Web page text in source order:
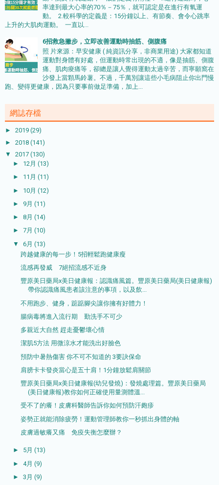
率達到最大心率的70％－75％，就可認定是在進行有氧運
動。 2.較科學的定義是：15分鐘以上、有節奏、會令心跳率
上升的大肌肉運動。 一直以...
6招救急撇步，立即改善運動時抽筋、側腹痛
照 片來源：早安健康 ( 純資訊分享，非商業用途) 大家都知道
運動對身體有好處，但運動時常出現的不適，像是抽筋、側腹
痛、肌肉痠痛等，卻總是讓人覺得運動太過辛苦，而寧願窩在
沙發上當顆馬鈴薯。不過，千萬別讓這些小毛病阻止你出門慢
跑、變得更健康，因為只要事前做足準備，加上...
網誌存檔
► 2019 (29)
► 2018 (141)
▼ 2017 (130)
► 12月 (13)
► 11月 (11)
► 10月 (12)
► 9月 (11)
► 8月 (14)
► 7月 (10)
▼ 6月 (13)
跨越健康的每一步！5招輕鬆跑健康瘦
流感再發威 7絕招流感不近身
豐原美日藥局x美日健康報：認識痛風篇。豐原美日藥局(美日健康報)
帶你認識痛風患者該注意的事項，以及飲...
不用跑步、健身，踮踮腳尖讓你擁有好體力！
腸病毒將進入流行期 勤洗手不可少
多親近大自然 趕走憂鬱壞心情
潔肌5方法 用微涼水才能洗出好臉色
預防中暑熱傷害 你不可不知道的 3要訣保命
肩膀卡卡發炎當心是五十肩！1分鐘放鬆肩關節
豐原美日藥局x美日健康報(幼兒發燒)：發燒處理篇。豐原美日藥局
(美日健康報)教你如何正確使用量測體溫...
受不了的癢！皮膚科醫師告訴你如何預防汗皰疹
姿勢正就能消除疲勞！運動管理師教你一秒抓出身體的軸
皮膚過敏癢又痛 免疫失衡怎麼辦？
► 5月 (13)
► 4月 (9)
► 3月 (9)